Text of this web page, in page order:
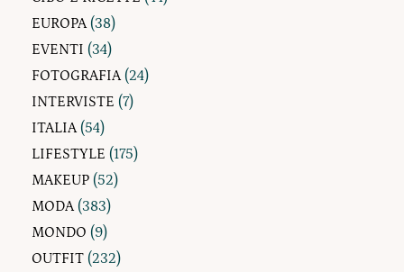
EUROPA(38)
EVENTI (34)
FOTOGRAFIA(24)
INTERVISTE (7)
ITALIA(54)
LIFESTYLE (175)
MAKEUP (52)
MODA(383)
MONDO (9)
OUTFIT (232)